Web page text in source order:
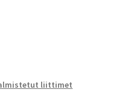
liittimet